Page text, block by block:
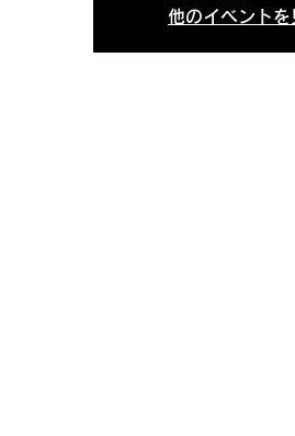
他のイベントを